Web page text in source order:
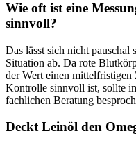
Wie oft ist eine
sinnvoll?
Das lässt sich nicht
Situation ab. Da rote
der Wert einen
Kontrolle sinnvoll ist, sollte
fachlichen Beratung
Deckt Leinöl den